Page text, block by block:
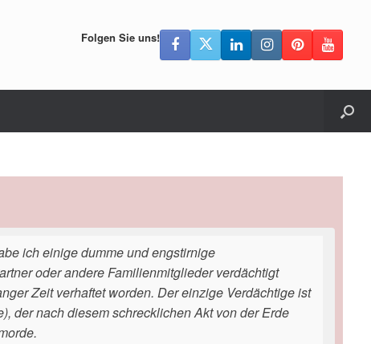
Folgen Sie uns!
ich einige dumme und engstirnige
oder andere Familienmitglieder verdächtigt
Zeit verhaftet worden. Der einzige Verdächtige ist
der nach diesem schrecklichen Akt von der Erde